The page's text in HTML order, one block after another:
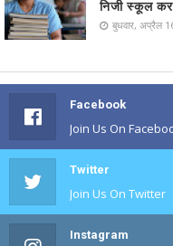
निजी स्कूल
बुधवार, अप्रैल
Facebook
Join Us On
Twitter
Join Us On Twitter
Instagram